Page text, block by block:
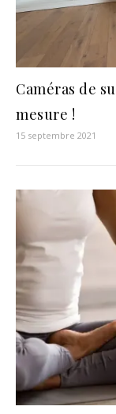
Caméras de
mesure !
15 septembre 2021